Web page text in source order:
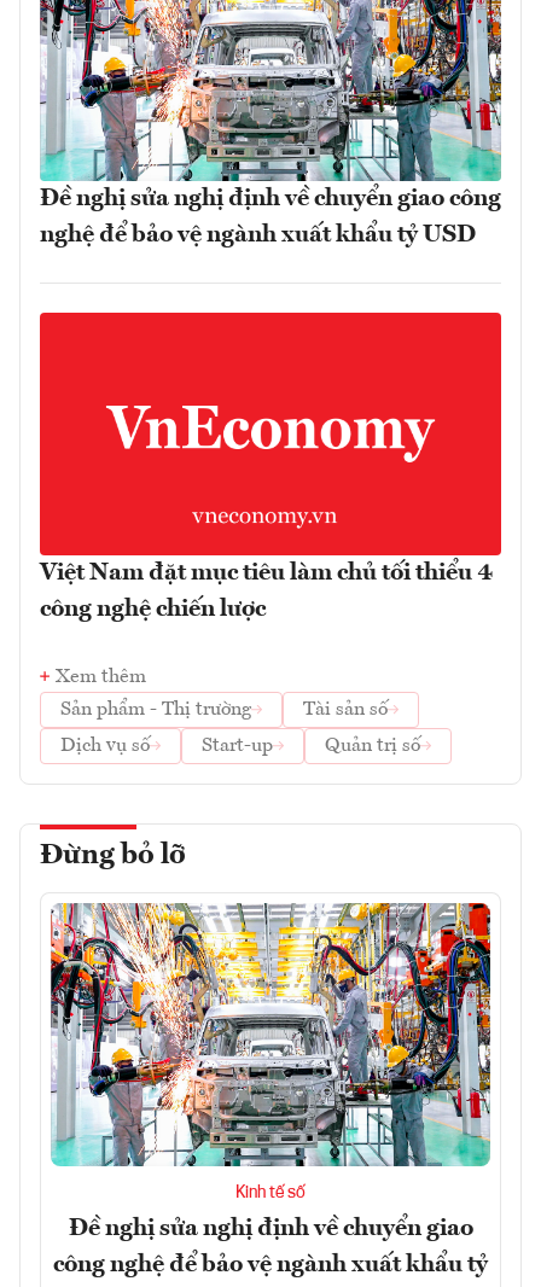
Đề nghị sửa nghị định về chuyển giao công
nghệ để bảo vệ ngành xuất khẩu tỷ USD
Việt Nam đặt mục tiêu làm chủ tối thiểu 4
công nghệ chiến lược
Xem thêm
Sản phẩm - Thị trường
Tài sản số
Dịch vụ số
Start-up Quản trị số
Đừng bỏ lỡ
Kinh tế số
Đề nghị sửa nghị định về chuyển giao
công nghệ để bảo vệ ngành xuất khẩu tỷ